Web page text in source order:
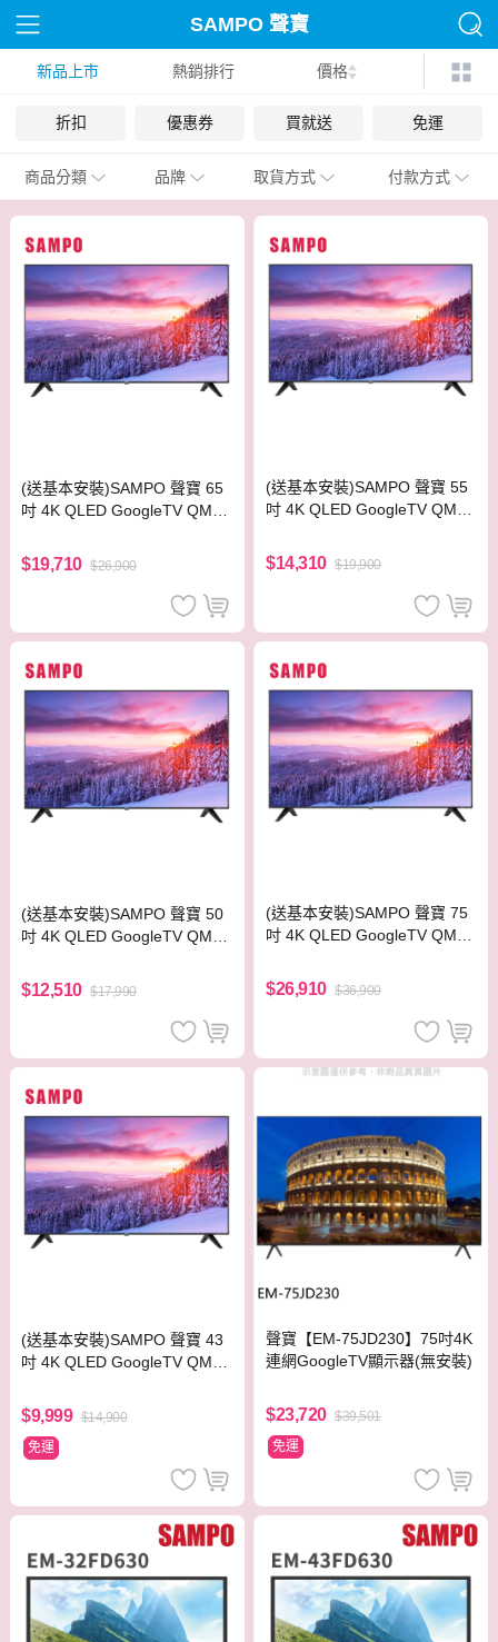
SAMPO 聲寶
新品上市 熱銷排行 價格
折扣 優惠券 買就送 免運
商品分類 品牌 取貨方式 付款方式
(送基本安裝)SAMPO 聲寶 65
吋 4K QLED GoogleTV QM-6
$19,710 $26,900
(送基本安裝)SAMPO 聲寶 55
吋 4K QLED GoogleTV QM-5
$14,310 $19,900
(送基本安裝)SAMPO 聲寶 50
吋 4K QLED GoogleTV QM-5
$12,510 $17,990
(送基本安裝)SAMPO 聲寶 75
吋 4K QLED GoogleTV QM-7
$26,910 $36,900
(送基本安裝)SAMPO 聲寶 43
吋 4K QLED GoogleTV QM-4
$9,999 $14,900
免運
聲寶【EM-75JD230】75吋4K
連網GoogleTV顯示器(無安裝)
$23,720 $39,501
免運